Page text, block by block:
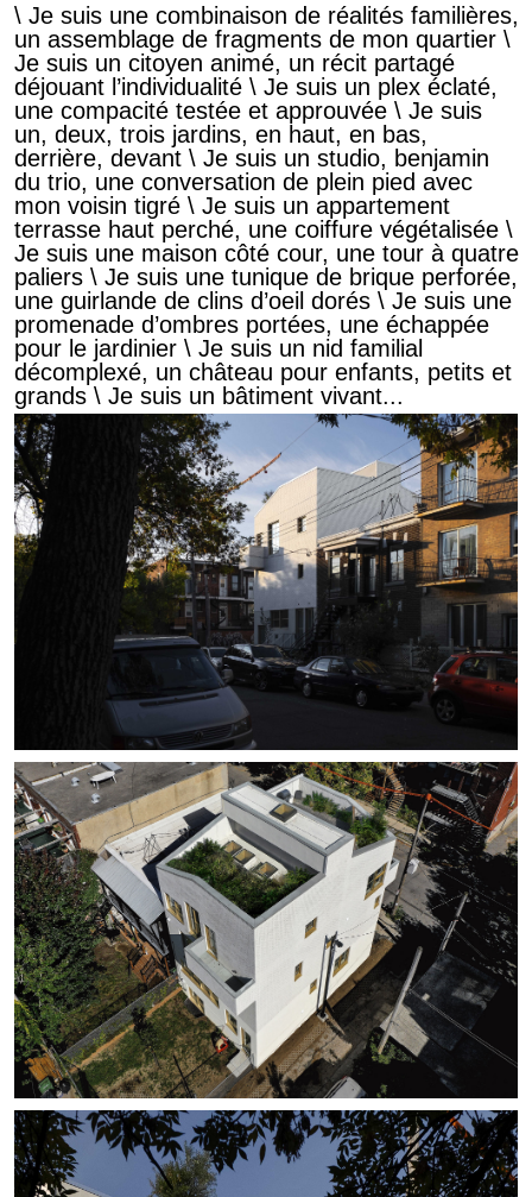
\ Je suis une combinaison de réalités familières,
un assemblage de fragments de mon quartier \
Je suis un citoyen animé, un récit partagé
déjouant l’individualité \ Je suis un plex éclaté,
une compacité testée et approuvée \ Je suis
un, deux, trois jardins, en haut, en bas,
derrière, devant \ Je suis un studio, benjamin
du trio, une conversation de plein pied avec
mon voisin tigré \ Je suis un appartement
terrasse haut perché, une coiffure végétalisée \
Je suis une maison côté cour, une tour à quatre
paliers \ Je suis une tunique de brique perforée,
une guirlande de clins d’oeil dorés \ Je suis une
promenade d’ombres portées, une échappée
pour le jardinier \ Je suis un nid familial
décomplexé, un château pour enfants, petits et
grands \ Je suis un bâtiment vivant...